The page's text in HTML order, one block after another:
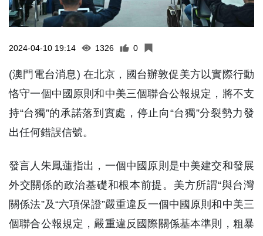
2024-04-10 19:14 1326 0
(澳門電台消息) 在北京，國台辦敦促美方以實際行動
恪守一個中國原則和中美三個聯合公報規定，將不支
持“台獨”的承諾落到實處，停止向“台獨”分裂勢力發
出任何錯誤信號。
發言人朱鳳蓮指出，一個中國原則是中美建交和發展
外交關係的政治基礎和根本前提。美方所謂“與台灣
關係法”及“六項保證”嚴重違反一個中國原則和中美三
個聯合公報規定，嚴重違反國際關係基本準則，粗暴